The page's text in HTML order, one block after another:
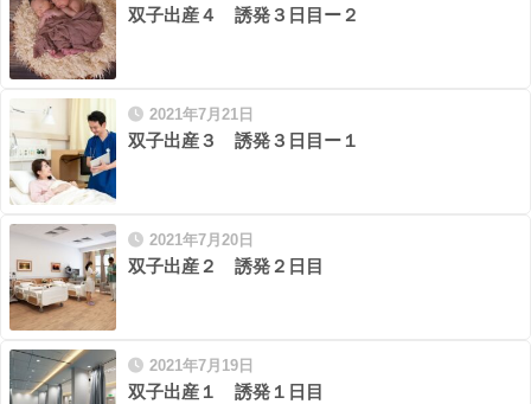
双子出産４ 誘発３日目ー２
2021年7月21日
双子出産３ 誘発３日目ー１
2021年7月20日
双子出産２ 誘発２日目
2021年7月19日
双子出産１ 誘発１日目